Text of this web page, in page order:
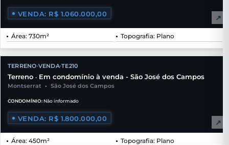
VENDA: R$ 1.060.000,00 ↗
Área: 730m² Topografia: Plano
TERRENO•VENDA•TE210
Terreno • Em condomínio à venda - São José dos Campos
Montserrat • São José dos Campos
CONDOMÍNIO: Não informado
VENDA: R$ 1.800.000,00 ↗
Área: 450m² Topografia: Plano